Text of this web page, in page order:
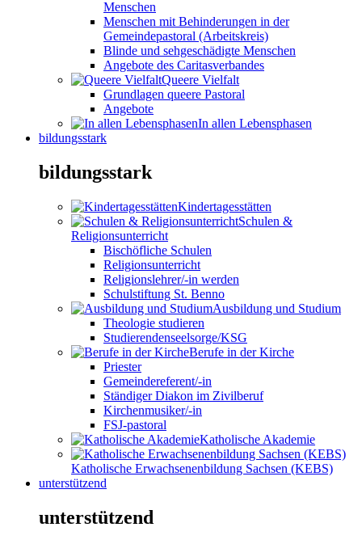
Menschen
Menschen mit Behinderungen in der
Gemeindepastoral (Arbeitskreis)
Blinde und sehgeschädigte Menschen
Angebote des Caritasverbandes
Queere Vielfalt
Grundlagen queere Pastoral
Angebote
In allen Lebensphasen
bildungsstark
bildungsstark
Kindertagesstätten
Schulen &
Religionsunterricht
Bischöfliche Schulen
Religionsunterricht
Religionslehrer/-in werden
Schulstiftung St. Benno
Ausbildung und Studium
Theologie studieren
Studierendenseelsorge/KSG
Berufe in der Kirche
Priester
Gemeindereferent/-in
Ständiger Diakon im Zivilberuf
Kirchenmusiker/-in
FSJ-pastoral
Katholische Akademie
Katholische Erwachsenenbildung Sachsen (KEBS)
unterstützend
unterstützend